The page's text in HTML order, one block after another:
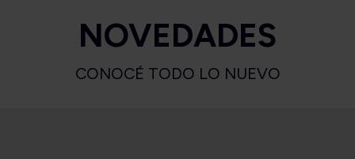
NOVEDADES
CONOCÉ TODO LO NUEVO